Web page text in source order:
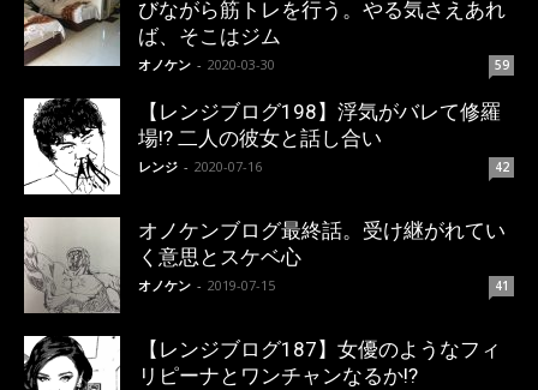
びながら筋トレを行う。やる気さえあれ
ば、そこはジム
オノケン - 2020-03-30 59
【レンジブログ198】浮気がバレて修羅
場!? 二人の彼女と話し合い
レンジ - 2020-07-16 42
オノケンブログ最終話。受け継がれてい
く意思とスケベ心
オノケン - 2019-07-15 41
【レンジブログ187】女優のようなフィ
リピーナとワンチャンなるか!?